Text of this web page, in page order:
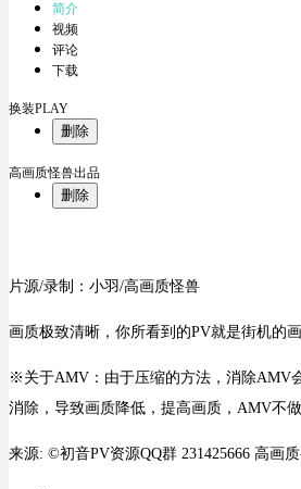
简介
视频
评论
下载
换装PLAY
删除
高画质怪兽出品
删除
片源/录制：小羽/高画质怪兽
画质极致清晰，你所看到的PV就是街机的画
※关于AMV：由于压缩的方法，消除AMV
消除，导致画质降低，提高画质，AMV不做
来源: ©初音PV资源QQ群 231425666 高画